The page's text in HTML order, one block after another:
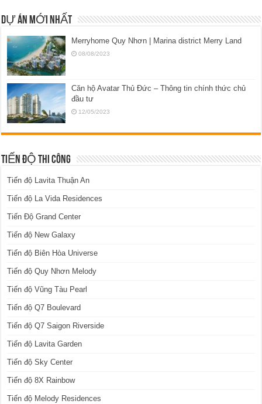
DỰ ÁN MỚI NHẤT
Merryhome Quy Nhơn | Marina district Merry Land
08/08/2023
Căn hộ Avatar Thủ Đức – Thông tin chính thức chủ
đầu tư
12/05/2023
TIẾN ĐỘ THI CÔNG
Tiến độ Lavita Thuận An
Tiến độ La Vida Residences
Tiến Độ Grand Center
Tiến độ New Galaxy
Tiến độ Biên Hòa Universe
Tiến độ Quy Nhơn Melody
Tiến độ Vũng Tàu Pearl
Tiến độ Q7 Boulevard
Tiến độ Q7 Saigon Riverside
Tiến độ Lavita Garden
Tiến độ Sky Center
Tiến độ 8X Rainbow
Tiến độ Melody Residences